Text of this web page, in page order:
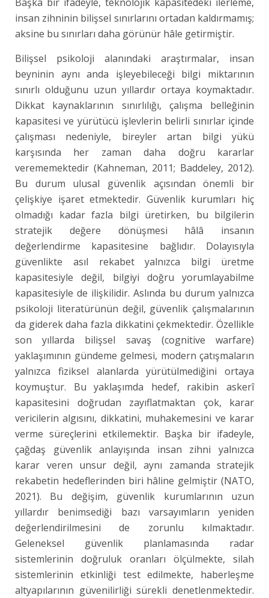
insan zihninin bilişsel sınırlarını ortadan kaldırmamış;
aksine bu sınırları daha görünür hâle getirmiştir.
Bilişsel psikoloji alanındaki araştırmalar, insan
beyninin aynı anda işleyebileceği bilgi miktarının
sınırlı olduğunu uzun yıllardır ortaya koymaktadır.
Dikkat kaynaklarının sınırlılığı, çalışma belleğinin
kapasitesi ve yürütücü işlevlerin belirli sınırlar içinde
çalışması nedeniyle, bireyler artan bilgi yükü
karşısında her zaman daha doğru kararlar
verememektedir (Kahneman, 2011; Baddeley, 2012).
Bu durum ulusal güvenlik açısından önemli bir
çelişkiye işaret etmektedir. Güvenlik kurumları hiç
olmadığı kadar fazla bilgi üretirken, bu bilgilerin
stratejik değere dönüşmesi hâlâ insanın
değerlendirme kapasitesine bağlıdır. Dolayısıyla
güvenlikte asıl rekabet yalnızca bilgi üretme
kapasitesiyle değil, bilgiyi doğru yorumlayabilme
kapasitesiyle de ilişkilidir. Aslında bu durum yalnızca
psikoloji literatürünün değil, güvenlik çalışmalarının
da giderek daha fazla dikkatini çekmektedir. Özellikle
son yıllarda bilişsel savaş (cognitive warfare)
yaklaşımının gündeme gelmesi, modern çatışmaların
yalnızca fiziksel alanlarda yürütülmediğini ortaya
koymuştur. Bu yaklaşımda hedef, rakibin askerî
kapasitesini doğrudan zayıflatmaktan çok, karar
vericilerin algısını, dikkatini, muhakemesini ve karar
verme süreçlerini etkilemektir. Başka bir ifadeyle,
çağdaş güvenlik anlayışında insan zihni yalnızca
karar veren unsur değil, aynı zamanda stratejik
rekabetin hedeflerinden biri hâline gelmiştir (NATO,
2021). Bu değişim, güvenlik kurumlarının uzun
yıllardır benimsediği bazı varsayımların yeniden
değerlendirilmesini de zorunlu kılmaktadır.
Geleneksel güvenlik planlamasında radar
sistemlerinin doğruluk oranları ölçülmekte, silah
sistemlerinin etkinliği test edilmekte, haberleşme
altyapılarının güvenilirliği sürekli denetlenmektedir.